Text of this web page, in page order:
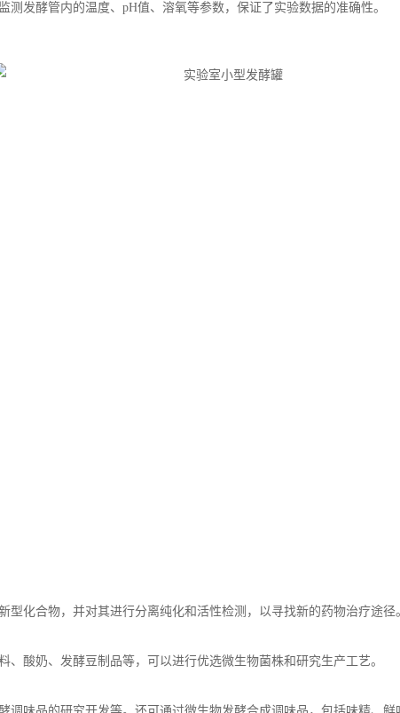
发酵管内的温度、pH值、溶氧等参数，保证了实验数据的准确性。
化合物，并对其进行分离纯化和活性检测，以寻找新的药物治疗途径
酸奶、发酵豆制品等，可以进行优选微生物菌株和研究生产工艺。